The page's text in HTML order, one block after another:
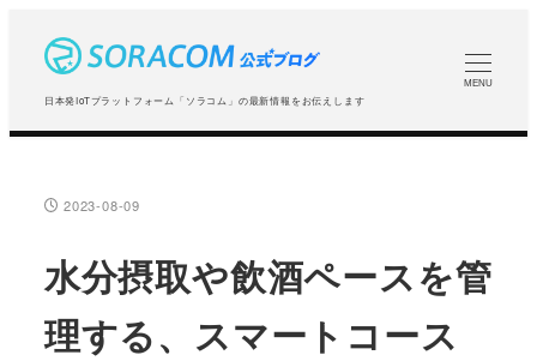
コ
日本発IoTプラットフォーム「ソラコム」の最新情報をお伝えします
MENU
投稿日
2023-08-09
水分摂取や飲酒ペースを管
理する、スマートコース